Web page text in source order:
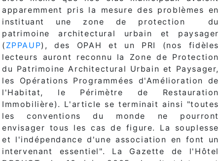
apparemment pris la mesure des problèmes en
instituant une zone de protection du
patrimoine architectural urbain et paysager
( ZPPAUP), des OPAH et un PRI (nos fidèles
lecteurs auront reconnu la Zone de Protection
du Patrimoine Architectural Urbain et Paysager,
les Opérations Programmées d'Amélioration de
l'Habitat, le Périmètre de Restauration
Immobilière). L'article se terminait ainsi "toutes
les conventions du monde ne pourront
envisager tous les cas de figure. La souplesse
et l'indépendance d'une association en font un
intervenant essentiel". La Gazette de l'Hôtel